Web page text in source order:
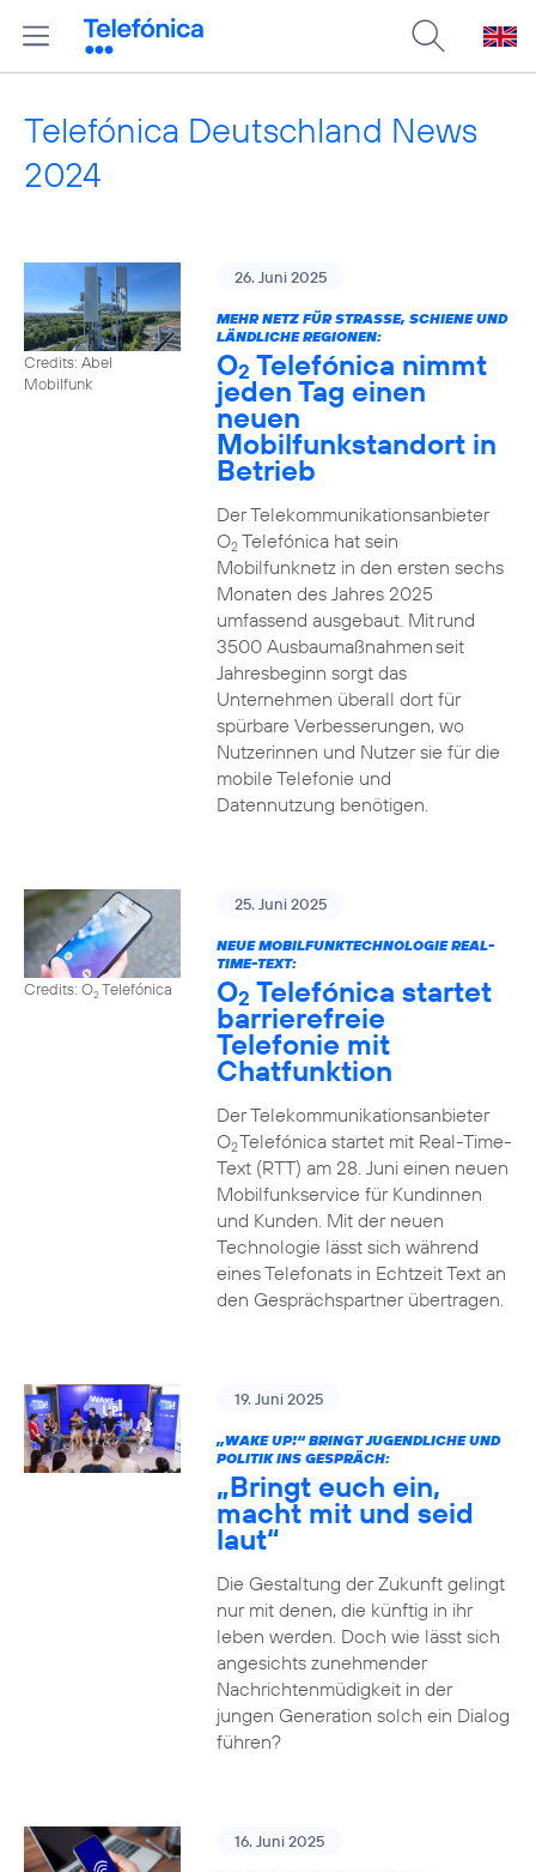
Telefónica Deutschland News
2024
Credits: Abel
Mobilfunk
26. Juni 2025
MEHR NETZ FÜR STRASSE, SCHIENE UND L
ÄNDLICHE REGIONEN:
O2 Telefónica nimmt
jeden Tag einen
neuen
Mobilfunkstandort in
Betrieb
Der Telekommunikationsanbieter
O2Telefónica hat sein
Mobilfunknetz in den ersten sechs
Monaten des Jahres 2025
umfassend ausgebaut. Mit rund
3500 Ausbaumaßnahmen seit
Jahresbeginn sorgt das
Unternehmen überall dort für
spürbare Verbesserungen, wo
Nutzerinnen und Nutzer sie für die
mobile Telefonie und
Datennutzung benötigen.
Credits: O2Telefónica
25. Juni 2025
NEUE MOBILFUNKTECHNOLOGIE REAL-
TIME-TEXT:
O2 Telefónica startet
barrierefreie
Telefonie mit
Chatfunktion
Der Telekommunikationsanbieter
O2Telefónica startet mit Real-Time-
Text (RTT) am 28. Juni einen neuen
Mobilfunkservice für Kundinnen
und Kunden. Mit der neuen
Technologie lässt sich während
eines Telefonats in Echtzeit Text an
den Gesprächspartner übertragen.
19. Juni 2025
„WAKE UP!“ BRINGT JUGENDLICHE UND
POLITIK INS GESPRÄCH:
„Bringt euch ein,
macht mit und seid
laut“
Die Gestaltung der Zukunft gelingt
nur mit denen, die künftig in ihr
leben werden. Doch wie lässt sich
angesichts zunehmender
Nachrichtenmüdigkeit in der
jungen Generation solch ein Dialog
führen?
16. Juni 2025